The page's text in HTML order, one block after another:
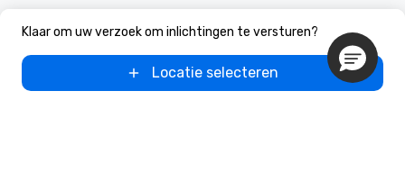
Klaar om uw verzoek om inlichtingen te versturen?
Locatie selecteren